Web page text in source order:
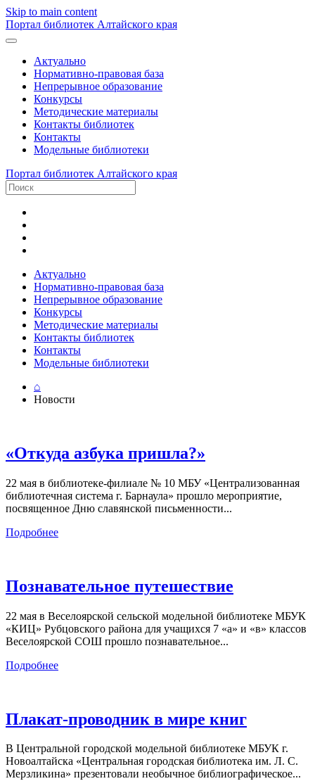
Skip to main content
Портал библиотек Алтайского края
Актуально
Нормативно-правовая база
Непрерывное образование
Конкурсы
Методические материалы
Контакты библиотек
Контакты
Модельные библиотеки
Портал библиотек Алтайского края
Актуально
Нормативно-правовая база
Непрерывное образование
Конкурсы
Методические материалы
Контакты библиотек
Контакты
Модельные библиотеки
⌂
Новости
«Откуда азбука пришла?»
22 мая в библиотеке-филиале № 10 МБУ «Централизованная
библиотечная система г. Барнаула» прошло мероприятие,
посвященное Дню славянской письменности...
Подробнее
Познавательное путешествие
22 мая в Веселоярской сельской модельной библиотеке МБУК
«КИЦ» Рубцовского района для учащихся 7 «а» и «в» классов
Веселоярской СОШ прошло познавательное...
Подробнее
Плакат-проводник в мире книг
В Центральной городской модельной библиотеке МБУК г.
Новоалтайска «Центральная городская библиотека им. Л. С.
Мерзликина» презентовали необычное библиографическое...